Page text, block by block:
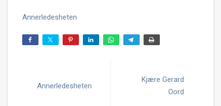
Annerledesheten
Annerledesheten
Kjære Gerard
Oord